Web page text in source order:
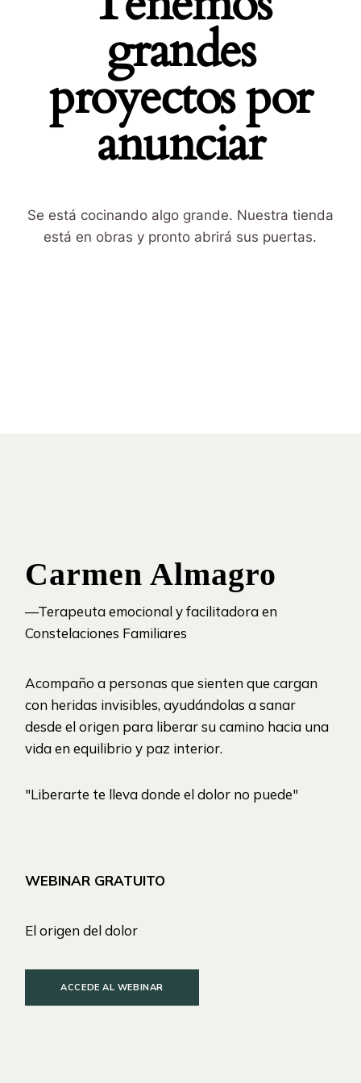
grandes
proyectos por
anunciar
Se está cocinando algo grande. Nuestra tienda
está en obras y pronto abrirá sus puertas.
Carmen Almagro
—Terapeuta emocional y facilitadora en
Constelaciones Familiares
Acompaño a personas que sienten que cargan
con heridas invisibles, ayudándolas a sanar
desde el origen para liberar su camino hacia una
vida en equilibrio y paz interior.
"Liberarte te lleva donde el dolor no puede"
WEBINAR GRATUITO
El origen del dolor
ACCEDE AL WEBINAR